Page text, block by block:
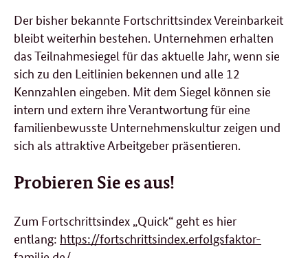
Der bisher bekannte Fortschrittsindex Vereinbarkeit
bleibt weiterhin bestehen. Unternehmen erhalten
das Teilnahmesiegel für das aktuelle Jahr, wenn sie
sich zu den Leitlinien bekennen und alle 12
Kennzahlen eingeben. Mit dem Siegel können sie
intern und extern ihre Verantwortung für eine
familienbewusste Unternehmenskultur zeigen und
sich als attraktive Arbeitgeber präsentieren.
Probieren Sie es aus!
Zum Fortschrittsindex „Quick“ geht es hier
entlang: https://fortschrittsindex.erfolgsfaktor-